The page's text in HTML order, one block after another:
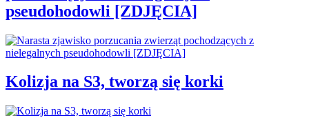
pseudohodowli [ZDJĘCIA]
Kolizja na S3, tworzą się korki